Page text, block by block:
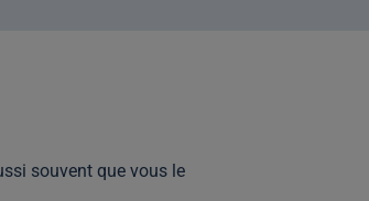
souvent que vous le